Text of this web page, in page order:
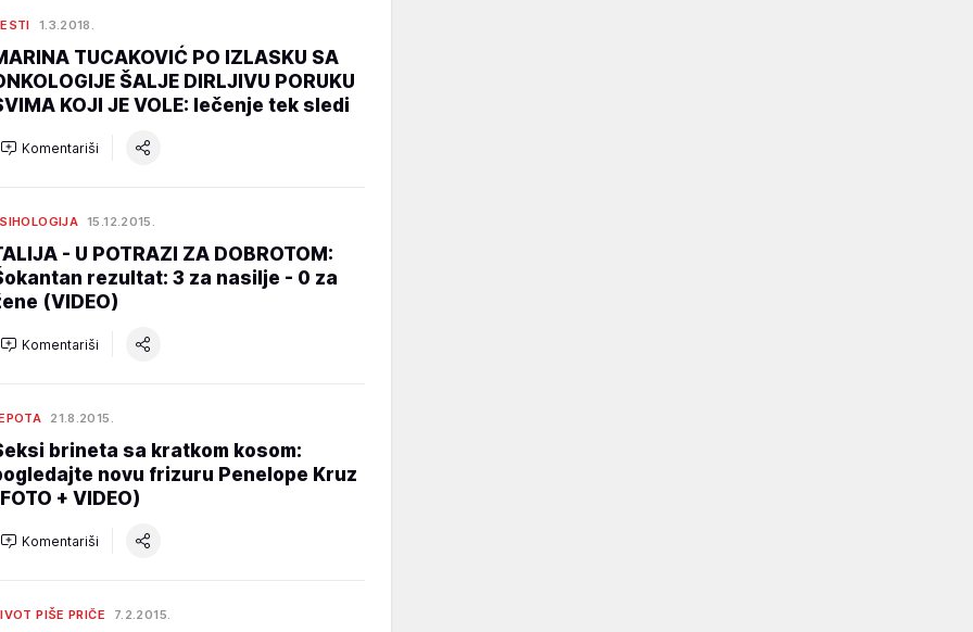
1.3.2018.
TUCAKOVIĆ PO IZLASKU SA
ŠALJE DIRLJIVU PORUKU
KOJI JE VOLE: lečenje tek sledi
Komentariši
15.12.2015.
- U POTRAZI ZA DOBROTOM:
rezultat: 3 za nasilje - 0 za
(VIDEO)
Komentariši
21.8.2015.
brineta sa kratkom kosom:
novu frizuru Penelope Kruz
+ VIDEO)
Komentariši
PIŠE PRIČE 7.2.2015.